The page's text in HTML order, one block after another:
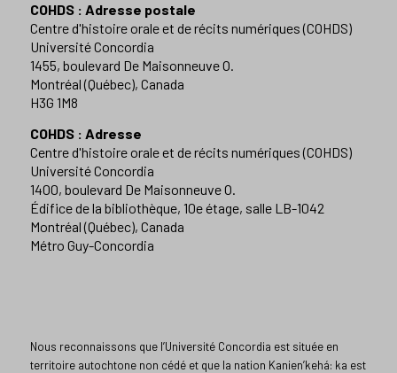
COHDS : Adresse postale
Centre d'histoire orale et de récits numériques (COHDS)
Université Concordia
1455, boulevard De Maisonneuve O.
Montréal (Québec), Canada
H3G 1M8
COHDS : Adresse
Centre d'histoire orale et de récits numériques (COHDS)
Université Concordia
1400, boulevard De Maisonneuve O.
Édifice de la bibliothèque, 10e étage, salle LB-1042
Montréal (Québec), Canada
Métro Guy-Concordia
Nous reconnaissons que l’Université Concordia est située en
territoire autochtone non cédé et que la nation Kanien’kehá: ka est